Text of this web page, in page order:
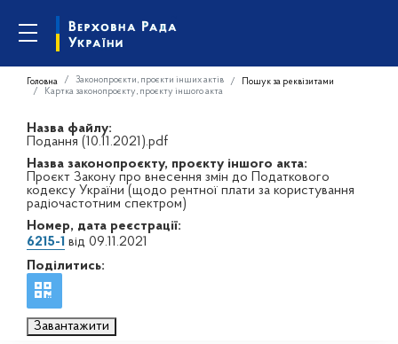
Головна Законопроєкти, проєкти інших актів
Пошук за реквізитами
Картка законопроєкту, проєкту іншого акта
Назва файлу:
Подання (10.11.2021).pdf
Назва законопроєкту, проєкту іншого акта:
Проєкт Закону про внесення змін до Податкового
кодексу України (щодо рентної плати за користування
радіочастотним спектром)
Номер, дата реєстрації:
6215-1 від 09.11.2021
Поділитись:
Завантажити